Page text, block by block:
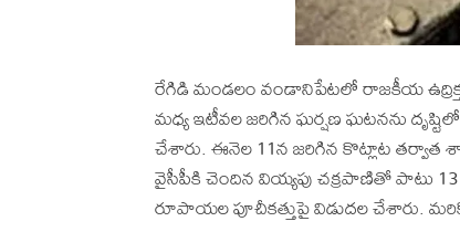
రేగిడి మండలం వండానిపేటలో రాజకీయ
మధ్య ఇటీవల జరిగిన ఘర్షణ ఘటనను
చేశారు. ఈనెల 11న జరిగిన కొట్లాట తర్వాత
వైసీపీకి చెందిన వియ్యపు చక్రపాణితో పాటు
రూపాయల పూచీకత్తుపై విడుదల చేశారు.